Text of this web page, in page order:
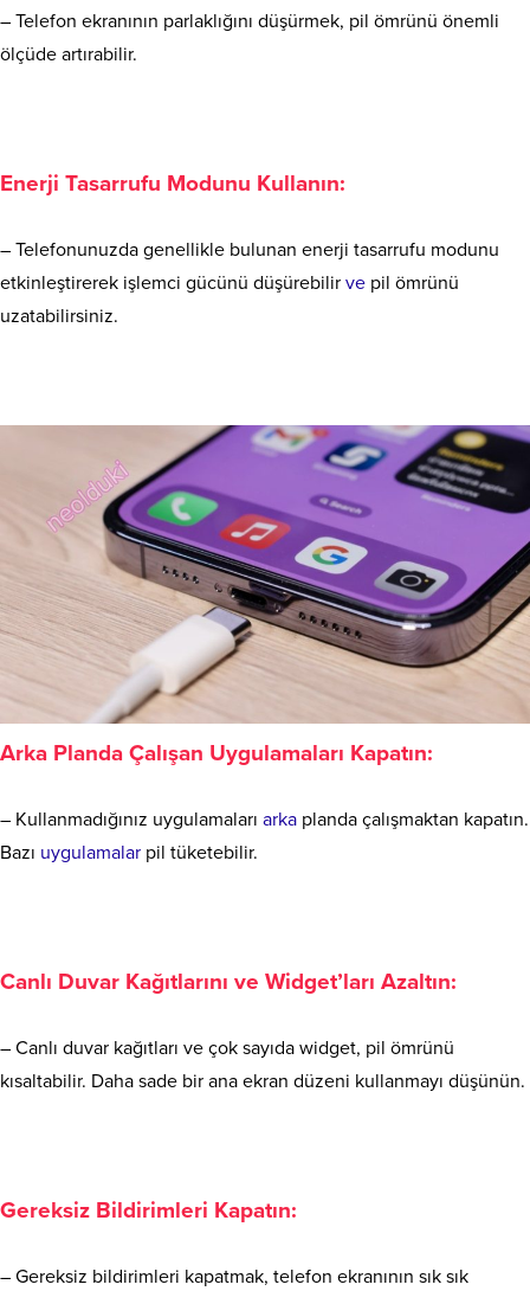
– Telefon ekranının parlaklığını düşürmek, pil ömrünü önemli
ölçüde artırabilir.
Enerji Tasarrufu Modunu Kullanın:
– Telefonunuzda genellikle bulunan enerji tasarrufu modunu
etkinleştirerek işlemci gücünü düşürebilir ve pil ömrünü
uzatabilirsiniz.
Arka Planda Çalışan Uygulamaları Kapatın:
– Kullanmadığınız uygulamaları arka planda çalışmaktan kapatın.
Bazı uygulamalar pil tüketebilir.
Canlı Duvar Kağıtlarını ve Widget’ları Azaltın:
– Canlı duvar kağıtları ve çok sayıda widget, pil ömrünü
kısaltabilir. Daha sade bir ana ekran düzeni kullanmayı düşünün.
Gereksiz Bildirimleri Kapatın:
– Gereksiz bildirimleri kapatmak, telefon ekranının sık sık